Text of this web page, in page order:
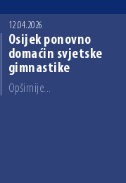
12.04.2026
Osijek ponovno
domaćin svjetske
gimnastike
Opširnije...